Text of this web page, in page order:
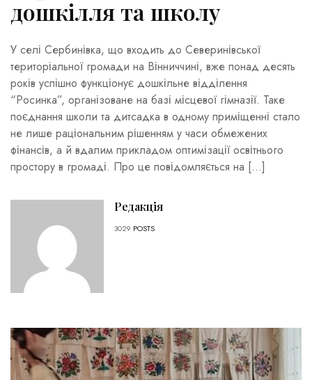
дошкілля та школу
У селі Сербинівка, що входить до Северинівської
територіальної громади на Вінниччині, вже понад десять
років успішно функціонує дошкільне відділення
“Росинка”, організоване на базі місцевої гімназії. Таке
поєднання школи та дитсадка в одному приміщенні стало
не лише раціональним рішенням у часи обмежених
фінансів, а й вдалим прикладом оптимізації освітнього
простору в громаді. Про це повідомляється на […]
Редакція
3029 POSTS